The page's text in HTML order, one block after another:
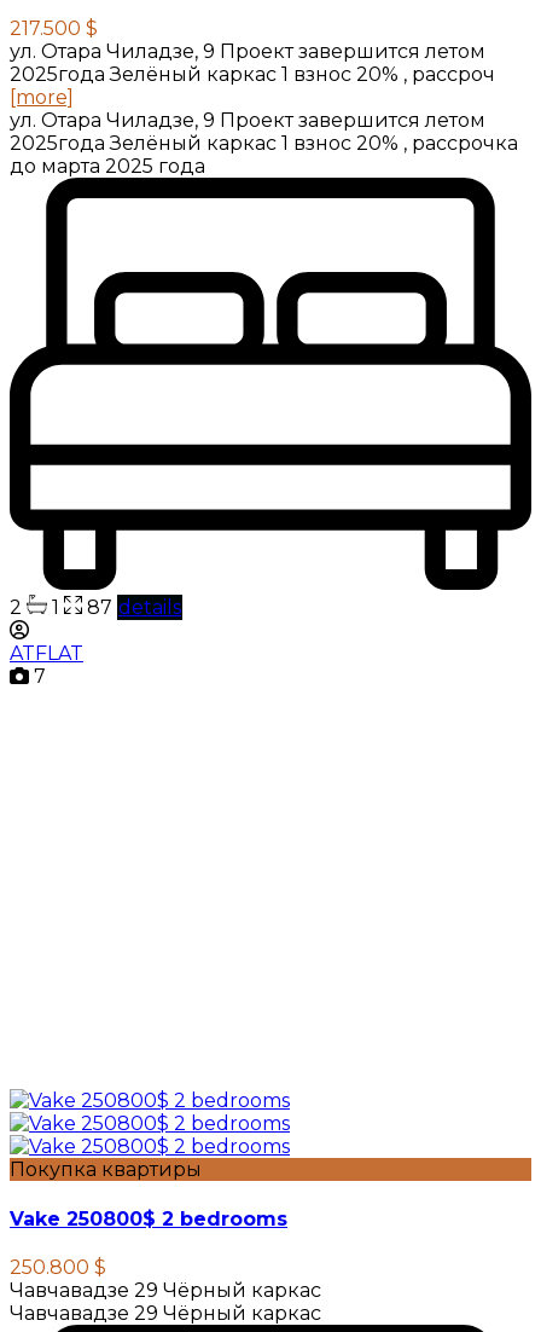
217.500 $
ул. Отара Чиладзе, 9 Проект завершится летом
2025года Зелёный каркас 1 взнос 20% , рассроч
[more]
ул. Отара Чиладзе, 9 Проект завершится летом
2025года Зелёный каркас 1 взнос 20% , рассрочка
до марта 2025 года
2 1 87 details
ATFLAT
7
Покупка квартиры
Vake 250800$ 2 bedrooms
250.800 $
Чавчавадзе 29 Чёрный каркас
Чавчавадзе 29 Чёрный каркас